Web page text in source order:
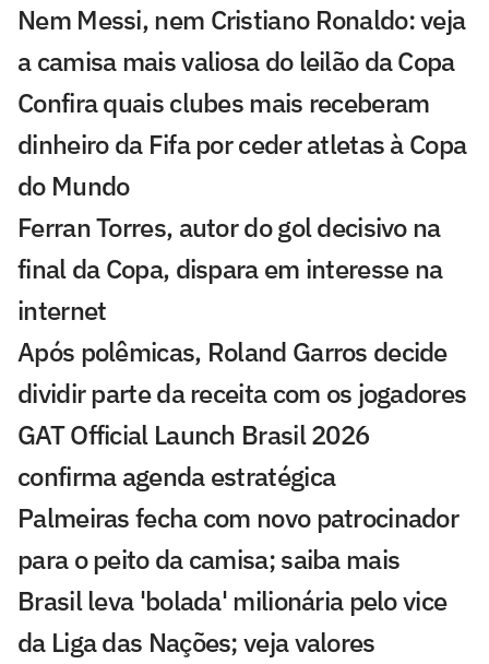
Nem Messi, nem Cristiano Ronaldo: veja
a camisa mais valiosa do leilão da Copa
Confira quais clubes mais receberam
dinheiro da Fifa por ceder atletas à Copa
do Mundo
Ferran Torres, autor do gol decisivo na
final da Copa, dispara em interesse na
internet
Após polêmicas, Roland Garros decide
dividir parte da receita com os jogadores
GAT Official Launch Brasil 2026
confirma agenda estratégica
Palmeiras fecha com novo patrocinador
para o peito da camisa; saiba mais
Brasil leva 'bolada' milionária pelo vice
da Liga das Nações; veja valores